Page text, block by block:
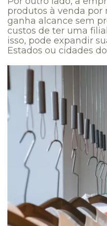
produtos à venda por
ganha alcance sem
custos de ter uma
isso, pode expandir
Estados ou cidades